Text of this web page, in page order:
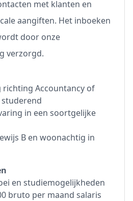
met klanten en
aangiften. Het inboeken
door onze
verzorgd.
Accountancy of
in een soortgelijke
B en woonachtig in
en studiemogelijkheden
bruto per maand salaris